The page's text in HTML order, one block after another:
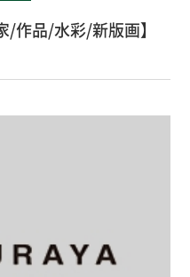
作品/水彩/新版画】